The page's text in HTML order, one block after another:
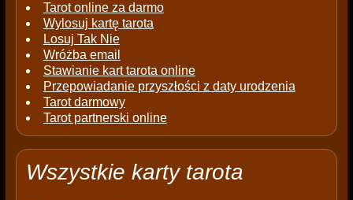
Tarot online za darmo
Wylosuj kartę tarota
Losuj Tak Nie
Wróżba email
Stawianie kart tarota online
Przepowiadanie przyszłości z daty urodzenia
Tarot darmowy
Tarot partnerski online
Wszystkie karty tarota